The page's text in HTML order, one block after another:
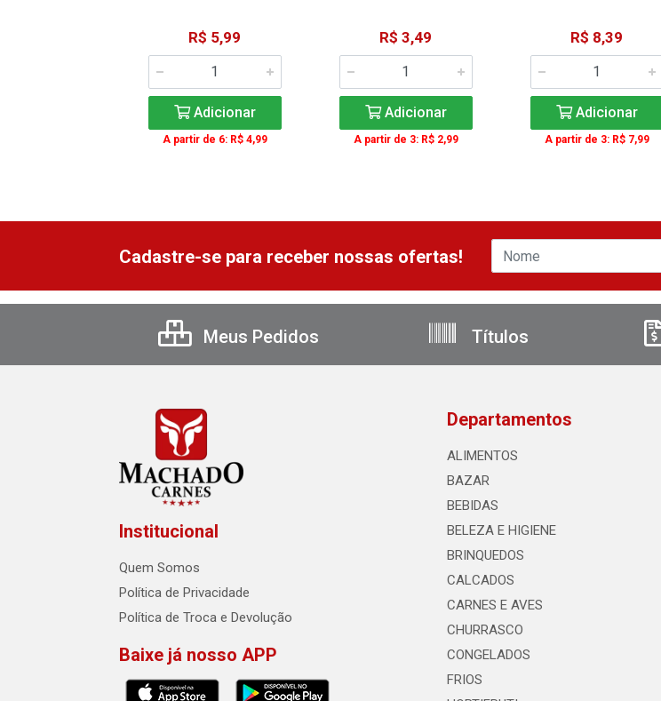
R$ 5,99
Adicionar
A partir de 6: R$ 4,99
R$ 3,49
Adicionar
A partir de 3: R$ 2,99
R$ 8,39
Adicionar
A partir de 3: R$ 7,99
Cadastre-se para receber nossas ofertas!
Meus Pedidos Títulos
Institucional
Quem Somos
Política de Privacidade
Política de Troca e Devolução
Baixe já nosso APP
Departamentos
ALIMENTOS
BAZAR
BEBIDAS
BELEZA E HIGIENE
BRINQUEDOS
CALCADOS
CARNES E AVES
CHURRASCO
CONGELADOS
FRIOS